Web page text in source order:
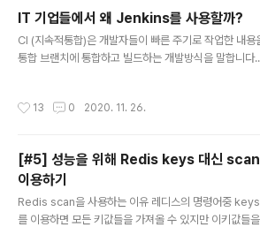
요한 시간 낭비였습니다. 따라서 이러한 문제를 해결하기
위해 여러 글들을 읽어봤고 예전에 Agile방식에 대한 글
읽었던 경험이 생각나 검색 후 CI (지속적 통합)이라는 개
념을 알게 되었습니다. CI란 개발자들이 빠른 주기로 작
om/12 IT 기업들에서 왜 Jenkins를..
IT 기업들에서 왜 Jenkins를 사용할까?
CI (지속적통합)은 개발자들이 빠른 주기로 작업한 내용
통합 브랜치에 통합하고 빌드하는 개발방식을 말합니다.
하는 과정으로 이루어집니다. CI는 애자일에서 필요한 속
니다. 과거 소프트웨어 개발은 제조업에 개발 흐름을 따라
WATERFALL, 폭포수 모델을 차용했습니다. 폭포수 모델
은 요구사항 분석-> 시스템 설계 -> 구현 -> 테스트 -> 배
포 -> 유지 보수 순으로 각각 단계에 굉장히 오랜 시간이
13 0 2020. 11. 26.
[#5] 성능을 위해 Redis keys 대신 scan
이용하기
Redis scan을 사용하는 이유 레디스의 명령어중 keys
를 이용하면 모든 키값들을 가져올 수 있지만 이키값들을